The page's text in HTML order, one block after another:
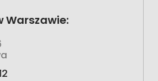
Warszawie: